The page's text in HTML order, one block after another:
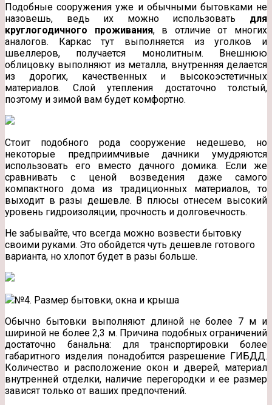
Подобные сооружения уже и обычными бытовками не
назовешь, ведь их можно использовать для
круглогодичного проживания, в отличие от многих
аналогов. Каркас тут выполняется из уголков и
швеллеров, получается монолитным. Внешнюю
облицовку выполняют из металла, внутренняя делается
из дорогих, качественных и высокоэстетичных
материалов. Слой утепления достаточно толстый,
поэтому и зимой вам будет комфортно.
Стоит подобного рода сооружение недешево, но
некоторые предприимчивые дачники умудряются
использовать его вместо дачного домика. Если же
сравнивать с ценой возведения даже самого
компактного дома из традиционных материалов, то
выходит в разы дешевле. В плюсы отнесем высокий
уровень гидроизоляции, прочность и долговечность.
Не забывайте, что всегда можно возвести бытовку
своими руками. Это обойдется чуть дешевле готового
варианта, но хлопот будет в разы больше.
№4. Размер бытовки, окна и крыша
Обычно бытовки выполняют длиной не более 7 м и
шириной не более 2,3 м. Причина подобных ограничений
достаточно банальна: для транспортировки более
габаритного изделия понадобится разрешение ГИБДД.
Количество и расположение окон и дверей, материал
внутренней отделки, наличие перегородки и ее размер
зависят только от ваших предпочтений.